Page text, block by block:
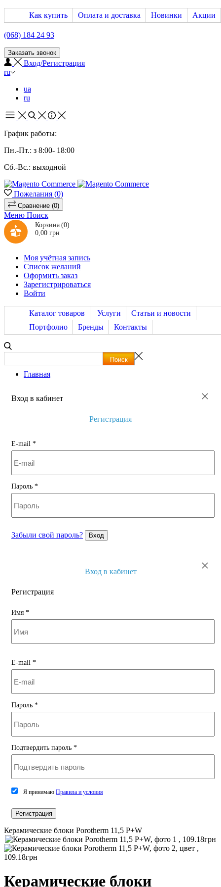
Как купить Оплата и доставка Новинки Акции
(068) 184 24 93
Заказать звонок
Вход/Регистрация
ru
ua
ru
График работы:
Пн.-Пт.: з 8:00- 18:00
Сб.-Вс.: выходной
Пожелания (0)
Сравнение (0)
Меню Поиск
Корзина (0)
0,00 грн
Моя учётная запись
Список желаний
Оформить заказ
Зарегистрироваться
Войти
Каталог товаров Услуги
Статьи и новости
Портфолио
Бренды Контакты
Главная
×
Вход в кабинет
Регистрация
E-mail *
Пароль *
Забыли свой пароль? Вход
×
Вход в кабинет
Регистрация
Имя *
E-mail *
Пароль *
Подтвердить пароль *
Я принимаю Правила и условия
Регистрация
Керамические блоки Porotherm 11,5 P+W
Керамические блоки